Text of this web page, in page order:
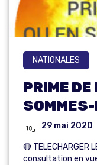
NATIONALES
PRIME DE
29 mai 2020
🔴 TELECHARGER
consultation en